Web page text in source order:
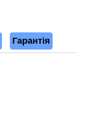
Гарантія